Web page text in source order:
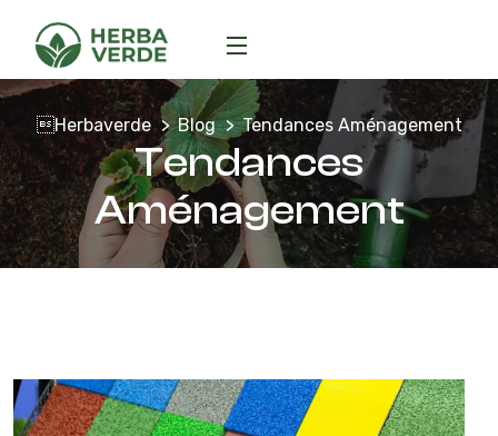
Herbaverde Blog Tendances Aménagement
Tendances
Aménagement